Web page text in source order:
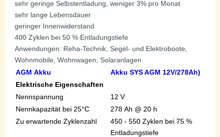
sehr geringe Selbstentladung, weniger 3% pro Monat
sehr lange Lebensdauer
geringer Innenwiderstand
400 Zyklen bei 50 % Entladungstiefe
Anwendungen: Reha-Technik, Segel- und Elektroboote,
Wohnmobile, Wohnwagen, Solaranlagen
AGM Akku
Akku SYSAGM 12V/278Ah)
Elektrische Eigenschaften
Nennspannung
12 V
Nennkapazität bei 25°C
278 Ah @ 20 h
Zu erwartende Zyklenzahl
450 - 550 Zyklen bei 75 %
Entladungstiefe